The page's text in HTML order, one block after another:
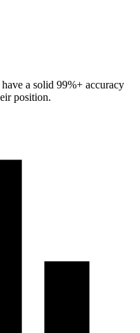
a solid 99%+ accuracy
position.